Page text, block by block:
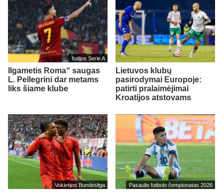
Italijos Serie A
Ilgametis Roma“ saugas
L. Pellegrini dar metams
liks šiame klube
Lietuvos klubų
pasirodymai Europoje:
patirti pralaimėjimai
Kroatijos atstovams
Vokietijos Bundesliga Pasaulio futbolo čempionatas 2026